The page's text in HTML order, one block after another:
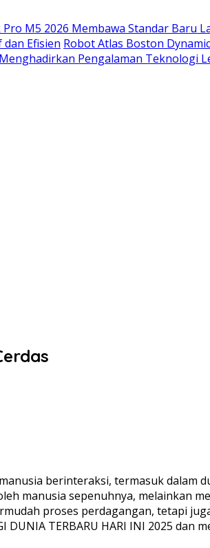
Pro M5 2026 Membawa Standar Baru
dan Efisien Robot Atlas Boston
Pengalaman Teknologi
berinteraksi, termasuk dalam
manusia sepenuhnya, melainkan
proses perdagangan, tetapi
TERBARU HARI INI 2025 dan